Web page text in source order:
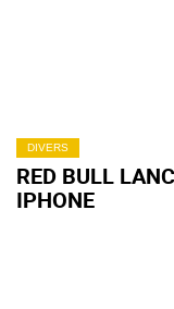
DIVERS
RED BULL
IPHONE